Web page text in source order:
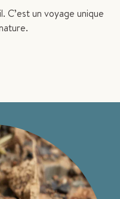
C’est un voyage unique